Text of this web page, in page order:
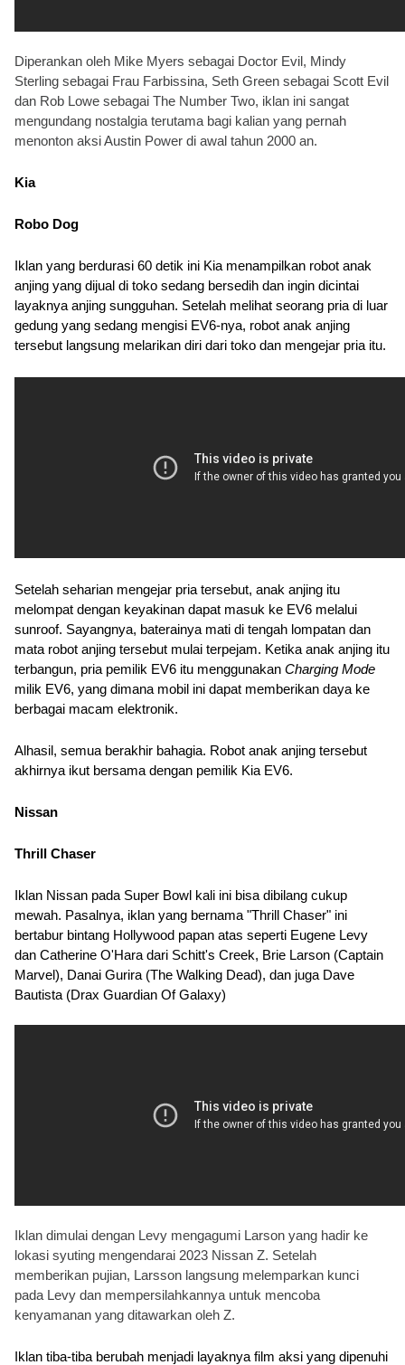
Diperankan oleh Mike Myers sebagai Doctor Evil, Mindy
Sterling sebagai Frau Farbissina, Seth Green sebagai Scott Evil
dan Rob Lowe sebagai The Number Two, iklan ini sangat
mengundang nostalgia terutama bagi kalian yang pernah
menonton aksi Austin Power di awal tahun 2000 an.
Kia
Robo Dog
Iklan yang berdurasi 60 detik ini Kia menampilkan robot anak
anjing yang dijual di toko sedang bersedih dan ingin dicintai
layaknya anjing sungguhan. Setelah melihat seorang pria di luar
gedung yang sedang mengisi EV6-nya, robot anak anjing
tersebut langsung melarikan diri dari toko dan mengejar pria itu.
Setelah seharian mengejar pria tersebut, anak anjing itu
melompat dengan keyakinan dapat masuk ke EV6 melalui
sunroof. Sayangnya, baterainya mati di tengah lompatan dan
mata robot anjing tersebut mulai terpejam. Ketika anak anjing itu
terbangun, pria pemilik EV6 itu menggunakan Charging Mode
milik EV6, yang dimana mobil ini dapat memberikan daya ke
berbagai macam elektronik.
Alhasil, semua berakhir bahagia. Robot anak anjing tersebut
akhirnya ikut bersama dengan pemilik Kia EV6.
Nissan
Thrill Chaser
Iklan Nissan pada Super Bowl kali ini bisa dibilang cukup
mewah. Pasalnya, iklan yang bernama "Thrill Chaser" ini
bertabur bintang Hollywood papan atas seperti Eugene Levy
dan Catherine O'Hara dari Schitt's Creek, Brie Larson (Captain
Marvel), Danai Gurira (The Walking Dead), dan juga Dave
Bautista (Drax Guardian Of Galaxy)
Iklan dimulai dengan Levy mengagumi Larson yang hadir ke
lokasi syuting mengendarai 2023 Nissan Z. Setelah
memberikan pujian, Larsson langsung melemparkan kunci
pada Levy dan mempersilahkannya untuk mencoba
kenyamanan yang ditawarkan oleh Z.
Iklan tiba-tiba berubah menjadi layaknya film aksi yang dipenuhi